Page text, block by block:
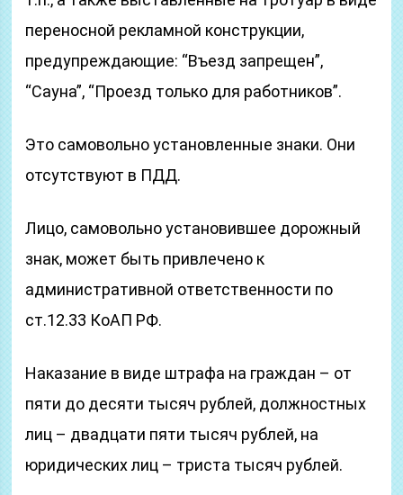
переносной рекламной конструкции,
предупреждающие: “Въезд запрещен”,
“Сауна”, “Проезд только для работников”.
Это самовольно установленные знаки. Они
отсутствуют в ПДД.
Лицо, самовольно установившее дорожный
знак, может быть привлечено к
административной ответственности по
ст.12.33 КоАП РФ.
Наказание в виде штрафа на граждан – от
пяти до десяти тысяч рублей, должностных
лиц – двадцати пяти тысяч рублей, на
юридических лиц – триста тысяч рублей.